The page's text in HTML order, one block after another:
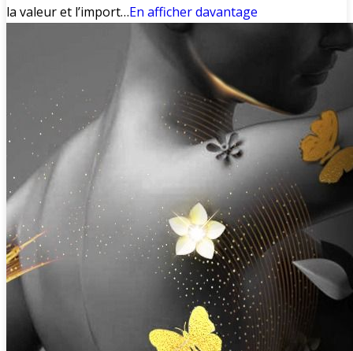
la valeur et l’import…En afficher davantage